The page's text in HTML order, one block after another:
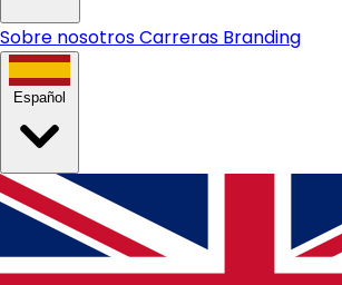
Sobre nosotrosCarreras Branding
Español